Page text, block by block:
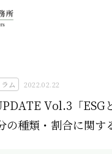
ム 2022.02.22
Vol.3「ESG
の種類・割合に関す